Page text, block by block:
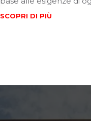
SCOPRI DI PIÙ